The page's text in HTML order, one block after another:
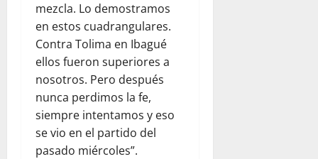
mezcla. Lo demostramos
en estos cuadrangulares.
Contra Tolima en Ibagué
ellos fueron superiores a
nosotros. Pero después
nunca perdimos la fe,
siempre intentamos y eso
se vio en el partido del
pasado miércoles”.